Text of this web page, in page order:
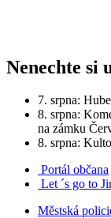
7. srpna:
8. srpna:
na zámku
8. srpna:
Portál občana
Let ´s go to
Městská